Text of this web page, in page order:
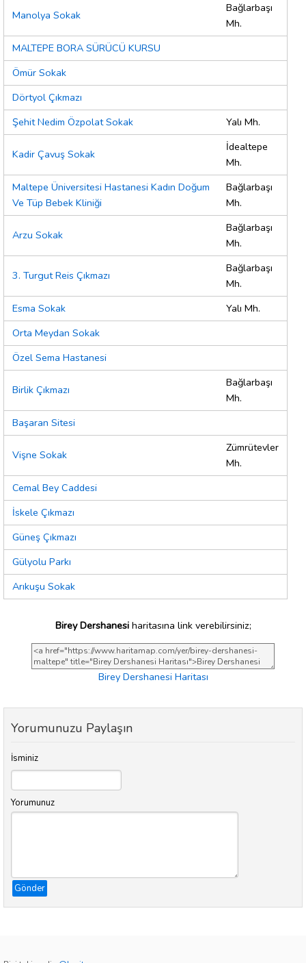
Manolya Sokak
Bağlarbaşı
Mh.
MALTEPE BORA SÜRÜCÜ KURSU
Ömür Sokak
Dörtyol Çıkmazı
Şehit Nedim Özpolat Sokak
Yalı Mh.
Kadir Çavuş Sokak
İdealtepe
Mh.
Maltepe Üniversitesi Hastanesi Kadın Doğum
Ve Tüp Bebek Kliniği
Bağlarbaşı
Mh.
Arzu Sokak
Bağlarbaşı
Mh.
3. Turgut Reis Çıkmazı
Bağlarbaşı
Mh.
Esma Sokak
Yalı Mh.
Orta Meydan Sokak
Özel Sema Hastanesi
Birlik Çıkmazı
Bağlarbaşı
Mh.
Başaran Sitesi
Vişne Sokak
Zümrütevler
Mh.
Cemal Bey Caddesi
İskele Çıkmazı
Güneş Çıkmazı
Gülyolu Parkı
Arıkuşu Sokak
Birey Dershanesiharitasına link verebilirsiniz;
Birey Dershanesi Haritası
Yorumunuzu Paylaşın
İsminiz
Yorumunuz
Gönder